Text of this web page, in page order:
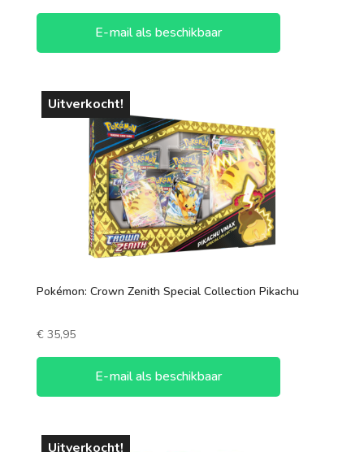
E-mail als beschikbaar
Uitverkocht!
Pokémon: Crown Zenith Special Collection Pikachu
€35,95
E-mail als beschikbaar
Uitverkocht!